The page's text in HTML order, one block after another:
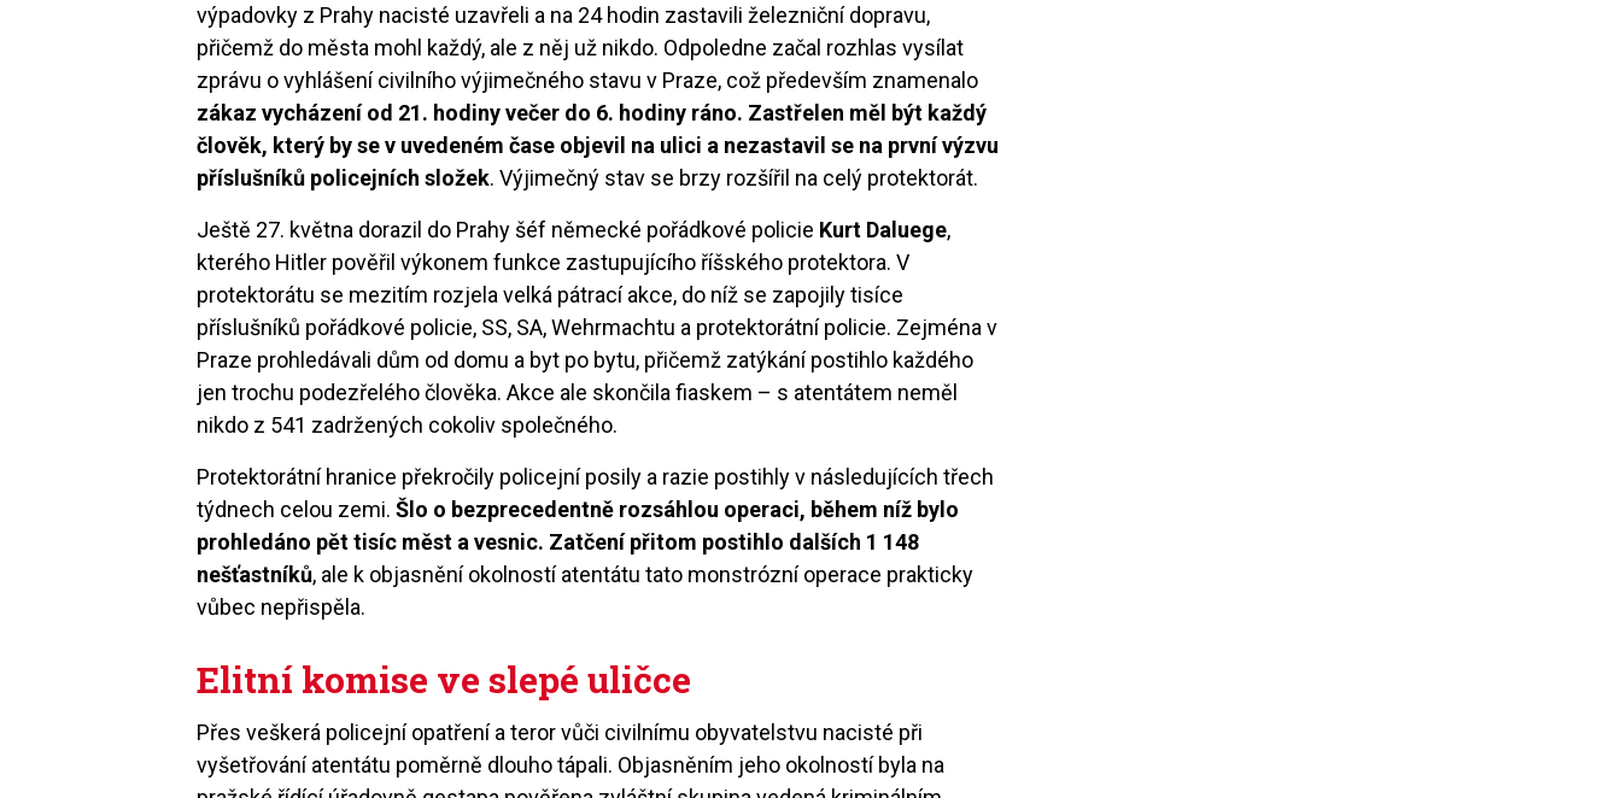
výpadovky z Prahy nacisté uzavřeli a na 24 hodin zastavili železniční dopravu,
přičemž do města mohl každý, ale z něj už nikdo. Odpoledne začal rozhlas vysílat
zprávu o vyhlášení civilního výjimečného stavu v Praze, což především znamenalo
zákaz vycházení od 21. hodiny večer do 6. hodiny ráno. Zastřelen měl být každý
člověk, který by se v uvedeném čase objevil na ulici a nezastavil se na první výzvu
příslušníků policejních složek. Výjimečný stav se brzy rozšířil na celý protektorát.
Ještě 27. května dorazil do Prahy šéf německé pořádkové policie Kurt Daluege,
kterého Hitler pověřil výkonem funkce zastupujícího říšského protektora. V
protektorátu se mezitím rozjela velká pátrací akce, do níž se zapojily tisíce
příslušníků pořádkové policie, SS, SA, Wehrmachtu a protektorátní policie. Zejména v
Praze prohledávali dům od domu a byt po bytu, přičemž zatýkání postihlo každého
jen trochu podezřelého člověka. Akce ale skončila fiaskem – s atentátem neměl
nikdo z 541 zadržených cokoliv společného.
Protektorátní hranice překročily policejní posily a razie postihly v následujících třech
týdnech celou zemi.Šlo o bezprecedentně rozsáhlou operaci, během níž bylo
prohledáno pět tisíc měst a vesnic. Zatčení přitom postihlo dalších 1 148
nešťastníků, ale k objasnění okolností atentátu tato monstrózní operace prakticky
vůbec nepřispěla.
Elitní komise ve slepé uličce
Přes veškerá policejní opatření a teror vůči civilnímu obyvatelstvu nacisté při
vyšetřování atentátu poměrně dlouho tápali. Objasněním jeho okolností byla na